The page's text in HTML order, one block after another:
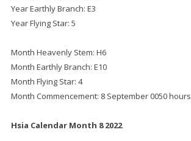
Year Earthly Branch: E3
Year Flying Star: 5
Month Heavenly Stem: H6
Month Earthly Branch: E10
Month Flying Star: 4
Month Commencement: 8 September 0050 hours
Hsia Calendar Month 8 2022